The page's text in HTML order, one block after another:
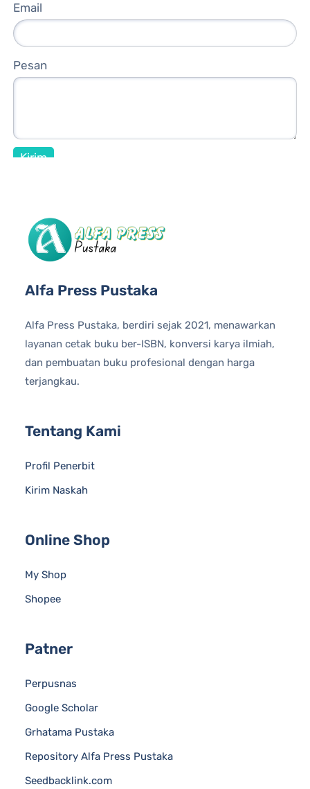
Email
Pesan
Alfa Press Pustaka
Alfa Press Pustaka, berdiri sejak 2021, menawarkan
layanan cetak buku ber-ISBN, konversi karya ilmiah,
dan pembuatan buku profesional dengan harga
terjangkau.
Tentang Kami
Profil Penerbit
Kirim Naskah
Online Shop
My Shop
Shopee
Patner
Perpusnas
Google Scholar
Grhatama Pustaka
Repository Alfa Press Pustaka
Seedbacklink.com